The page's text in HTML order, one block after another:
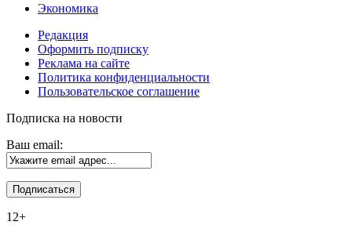
Экономика
Редакция
Оформить подписку
Реклама на сайте
Политика конфиденциальности
Пользовательское соглашение
Подписка на новости
Ваш email:
12+